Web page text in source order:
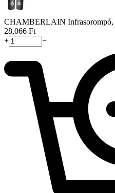
CHAMBERLAIN Infrasorompó,
28,066 Ft
+
−